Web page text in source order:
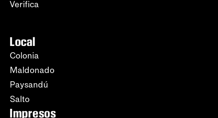
Verifica
Local
Colonia
Maldonado
Paysandú
Salto
Impresos